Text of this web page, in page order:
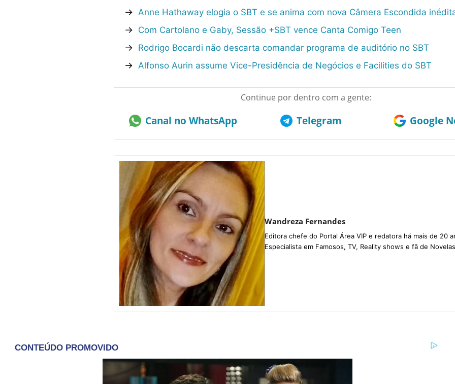
→ Anne Hathaway elogia o SBT e se anima com nova Câmera Escondida
→ Com Cartolano e Gaby, Sessão +SBT vence Canta Comigo Teen
→ Rodrigo Bocardi não descarta comandar programa de auditório no SBT
→ Alfonso Aurin assume Vice-Presidência de Negócios e Facilities do SBT
Continue por dentro com a gente:
Canal no WhatsApp Telegram Google
Wandreza Fernandes
Editora chefe do Portal Área VIP e redatora há mais de 20
Especialista em Famosos, TV, Reality shows e fã de